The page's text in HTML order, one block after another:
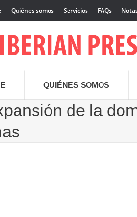
Quiénes somos Servicios FAQs
QUIÉNES SOMOS
de la